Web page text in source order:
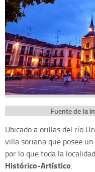
Fuente de la
Ubicado a orillas del río
villa soriana que posee
por lo que toda la
Histórico-Artístico.